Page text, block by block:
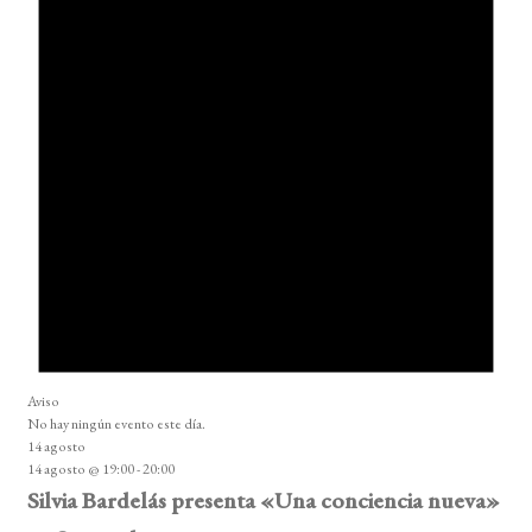
Aviso
No hay ningún evento este día.
14 agosto
14 agosto @ 19:00-20:00
Silvia Bardelás presenta «Una conciencia nueva»